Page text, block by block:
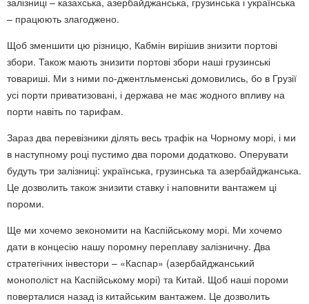
– працюють злагоджено.
Щоб зменшити цю різницю, Кабмін вирішив знизити портові
збори. Також мають знизити портові збори наші грузинські
товариші. Ми з ними по-джентльменські домовились, бо в Грузії
усі порти приватизовані, і держава не має жодного впливу на
порти навіть по тарифам.
Зараз два перевізники ділять весь трафік на Чорному морі, і ми
в наступному році пустимо два пороми додатково. Оперувати
будуть три залізниці: українська, грузинська та азербайджанська.
Це дозволить також знизити ставку і наповнити вантажем ці
пороми.
Ще ми хочемо зекономити на Каспійському морі. Ми хочемо
дати в концесію нашу поромну переплаву залізничну. Два
стратегічних інвестори – «Каспар» (азербайджанський
монополіст на Каспійському морі) та Китай. Щоб наші пороми
поверталися назад із китайським вантажем. Це дозволить